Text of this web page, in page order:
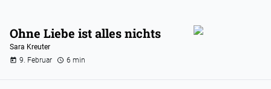
Ohne Liebe ist alles nichts
Sara Kreuter
9. Februar
6 min